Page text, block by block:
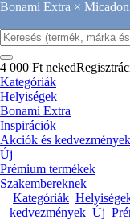
Bonami Extra ×
4 000 Ft neked
Kategóriák
Helyiségek
Bonami Extra
Inspirációk
Akciók és kedvezmények
Új
Prémium termékek
Szakembereknek
Kategóriák
kedvezmények Új